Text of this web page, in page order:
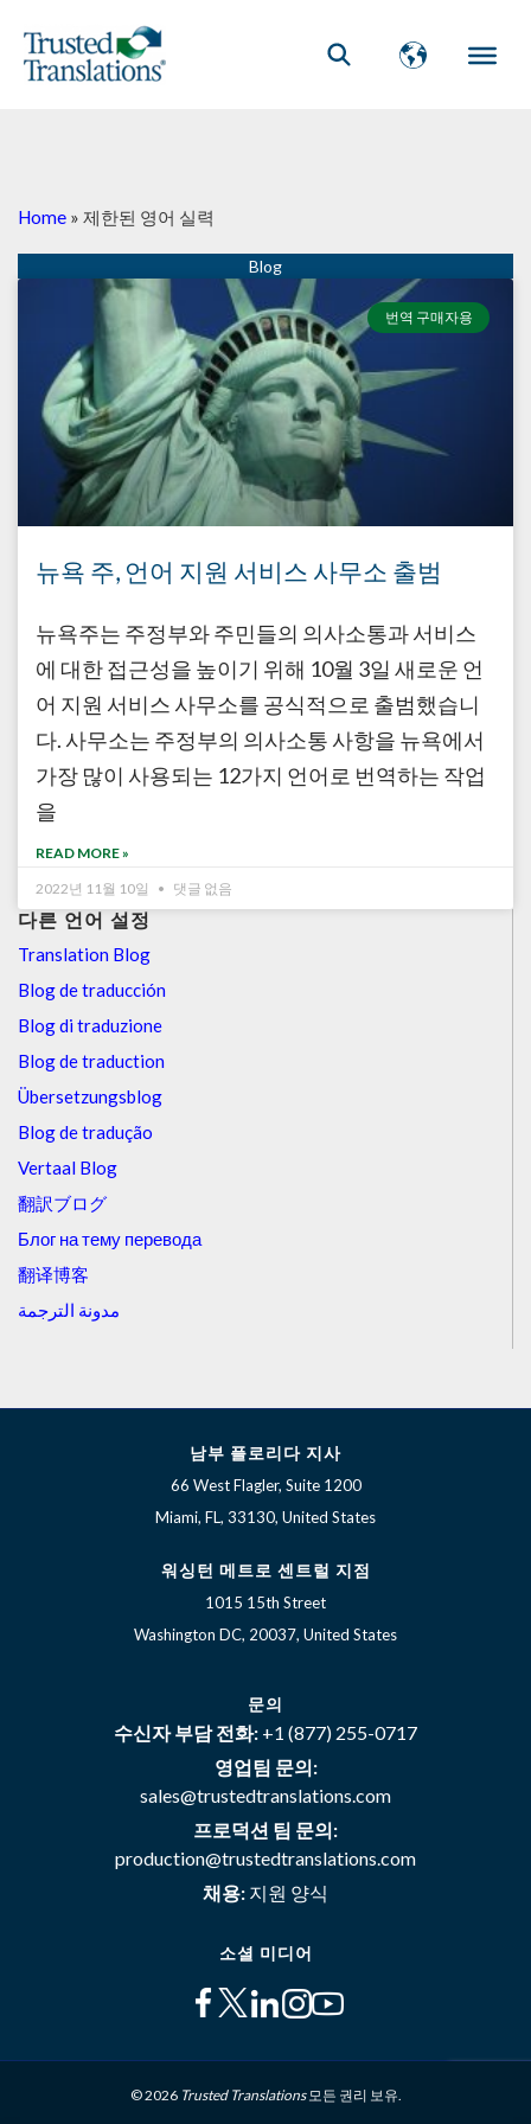
다른 언어 설정
Translation Blog
Blog de traducción
Blog di traduzione
Blog de traduction
Übersetzungsblog
Blog de tradução
Vertaal Blog
翻訳ブログ
Блог на тему перевода
翻译博客
مدونة الترجمة
Home » 제한된 영어 실력
번역 구매자용
뉴욕 주, 언어 지원 서비스 사무소 출범
뉴욕주는 주정부와 주민들의 의사소통과 서비스
에 대한 접근성을 높이기 위해 10월 3일 새로운 언
어 지원 서비스 사무소를 공식적으로 출범했습니
다. 사무소는 주정부의 의사소통 사항을 뉴욕에서
가장 많이 사용되는 12가지 언어로 번역하는 작업
을
READ MORE »
2022년 11월 10일
댓글 없음
남부 플로리다 지사
66 West Flagler, Suite 1200
Miami, FL, 33130, United States
워싱턴 메트로 센트럴 지점
1015 15th Street
Washington DC, 20037, United States
문의
수신자 부담 전화: +1 (877) 255-0717
영업팀 문의:
sales@trustedtranslations.com
프로덕션 팀 문의:
production@trustedtranslations.com
채용: 지원 양식
소셜 미디어
© 2026 Trusted Translations모든 권리 보유.